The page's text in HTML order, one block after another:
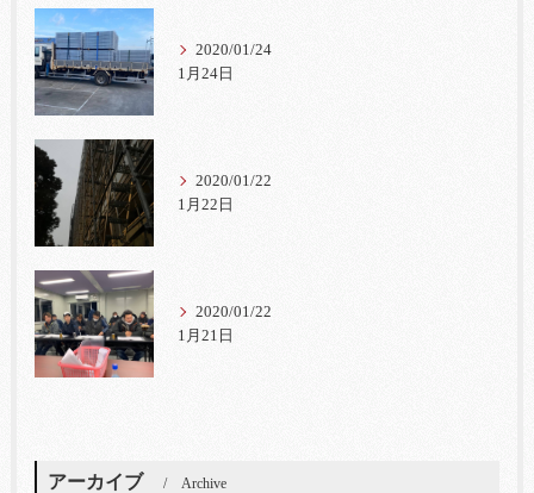
2020/01/24
1月24日
2020/01/22
1月22日
2020/01/22
1月21日
アーカイブ Archive